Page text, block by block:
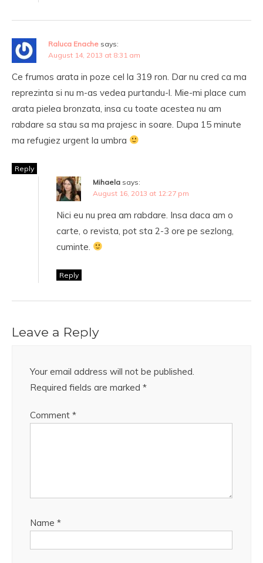
Raluca Enache says:
August 14, 2013 at 8:31 am
Ce frumos arata in poze cel la 319 ron. Dar nu cred ca ma
reprezinta si nu m-as vedea purtandu-l. Mie-mi place cum
arata pielea bronzata, insa cu toate acestea nu am
rabdare sa stau sa ma prajesc in soare. Dupa 15 minute
ma refugiez urgent la umbra
Reply
Mihaela says:
August 16, 2013 at 12:27 pm
Nici eu nu prea am rabdare. Insa daca am o
carte, o revista, pot sta 2-3 ore pe sezlong,
cuminte.
Reply
Leave a Reply
Your email address will not be published.
Required fields are marked *
Comment *
Name *